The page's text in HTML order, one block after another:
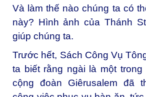
Và làm thế nào chúng ta có
này? Hình ảnh của Thánh
giúp chúng ta.
Trước hết, Sách Công Vụ
ta biết rằng ngài là một
cộng đoàn Giêrusalem đã